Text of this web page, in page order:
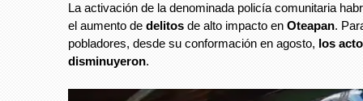
La activación de la denominada policía comunitaria
el aumento de delitos de alto impacto en Oteapan.
pobladores, desde su conformación en agosto, los
disminuyeron.